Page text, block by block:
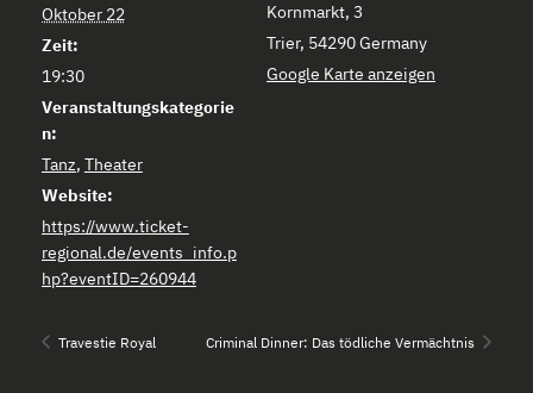
Oktober 22
Zeit:
19:30
Veranstaltungskategorie
n:
Tanz, Theater
Website:
https://www.ticket-
regional.de/events_info.p
hp?eventID=260944
Kornmarkt, 3
Trier, 54290Germany
Google Karte anzeigen
Travestie Royal Criminal Dinner: Das tödliche Vermächtnis